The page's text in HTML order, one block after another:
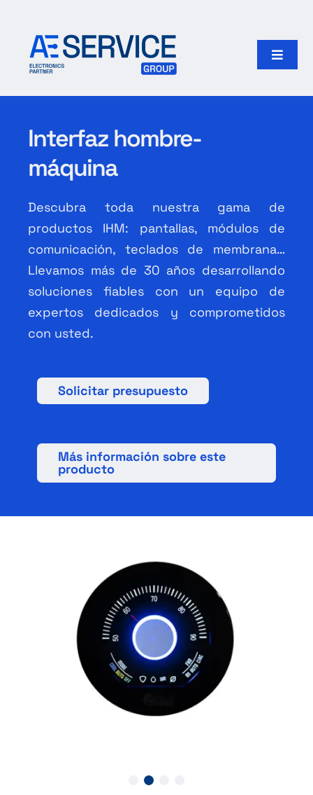
content
Toggle
Inicio
Productos
Nuestro grupo
Search
for:
Español
Interfaz hombre-
máquina
Descubra toda nuestra gama de
productos IHM: pantallas, módulos de
comunicación, teclados de membrana…
Llevamos más de 30 años desarrollando
soluciones fiables con un equipo de
expertos dedicados y comprometidos
con usted.
Solicitar presupuesto
Más información sobre este
producto